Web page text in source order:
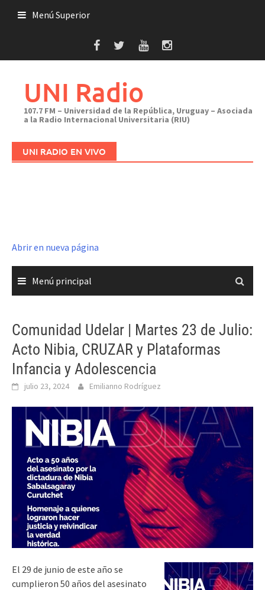
Menú Superior
UNI Radio
107.7 FM – Universidad de la República, Uruguay – Asociada
a la Radio Internacional Universitaria (RIU)
UNI RADIO EN VIVO
Abrir en nueva página
Menú principal
Comunidad Udelar | Martes 23 de Julio:
Acto Nibia, CRUZAR y Plataformas
Infancia y Adolescencia
julio 23, 2024 Emilianno Rodríguez
El 29 de junio de este año se
cumplieron 50 años del asesinato